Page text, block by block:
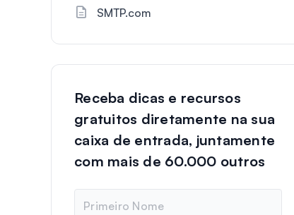
SMTP.com
Receba dicas e recursos
gratuitos diretamente na sua
caixa de entrada, juntamente
com mais de 60.000 outros